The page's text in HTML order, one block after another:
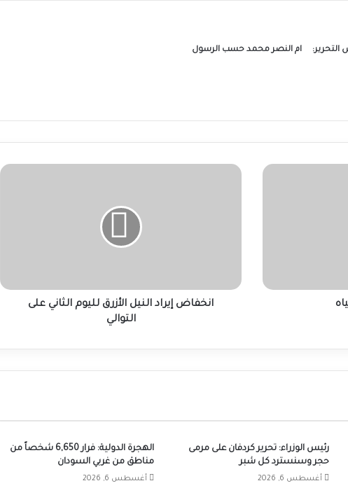
التحرير: ام النصر محمد حسب الرسول
انخفاض
انخفاض إيراد النيل الأزرق لليوم الثاني على
التوالي
رئيس الوزراء: تحرير كردفان على مرمى
حجر وسنسترد كل شبر
أغسطس 6, 2026
الهجرة الدولية: فرار 6,650 شخصاً من
مناطق من غربي السودان
أغسطس 6, 2026